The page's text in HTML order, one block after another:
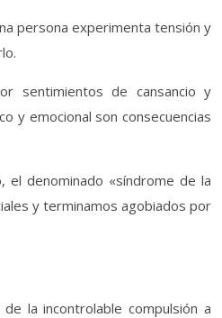
persona experimenta tensión y
sentimientos de cansancio y
y emocional son consecuencias
el denominado «síndrome de la
y terminamos agobiados por
la incontrolable compulsión a